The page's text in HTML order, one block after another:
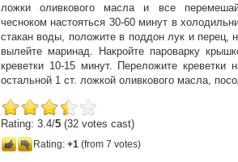
ложки оливкового масла и все
чесноком настояться 30-60 минут в
стакан воды, положите в поддон лук и перец,
вылейте маринад. Накройте пароварку
креветки 10-15 минут. Переложите
остальной 1 ст. ложкой оливкового масла,
Rating: 3.4/5 (32 votes cast)
Rating: +1 (from 7 votes)